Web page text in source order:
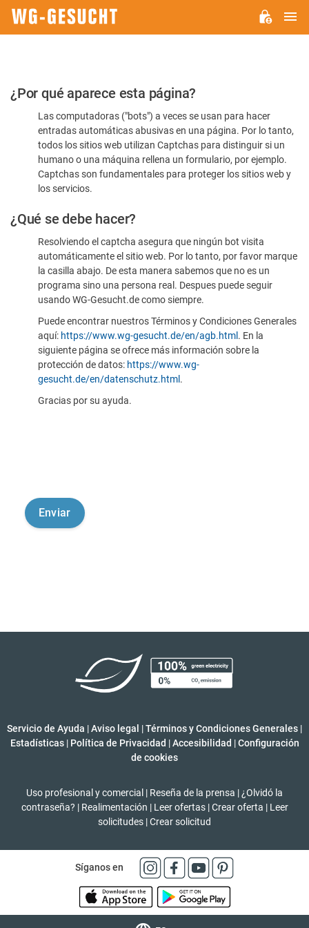
Por
favor,
confirme
humano
¿Por qué aparece esta página?
Las computadoras ("bots") a veces se usan para hacer
entradas automáticas abusivas en una página. Por lo tanto,
todos los sitios web utilizan Captchas para distinguir si un
humano o una máquina rellena un formulario, por ejemplo.
Captchas son fundamentales para proteger los sitios web y
los servicios.
¿Qué se debe hacer?
Resolviendo el captcha asegura que ningún bot visita
automáticamente el sitio web. Por lo tanto, por favor marque
la casilla abajo. De esta manera sabemos que no es un
programa sino una persona real. Despues puede seguir
usando WG-Gesucht.de como siempre.
Puede encontrar nuestros Términos y Condiciones Generales
aquí: https://www.wg-gesucht.de/en/agb.html . En la
siguiente página se ofrece más información sobre la
protección de datos: https://www.wg-
gesucht.de/en/datenschutz.html .
Gracias por su ayuda.
Servicio de Ayuda |Aviso legal |Términos y Condiciones Generales |
Estadísticas | Política de Privacidad | Accesibilidad | Configuración
de cookies
Uso profesional y comercial | Reseña de la prensa | ¿Olvidó la
contraseña? | Realimentación | Leer ofertas | Crear oferta | Leer
solicitudes |Crear solicitud
Síganos en